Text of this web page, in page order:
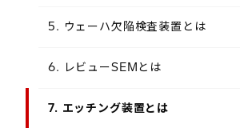
5. ウェーハ欠陥検査装置とは
6. レビューSEMとは
7. エッチング装置とは